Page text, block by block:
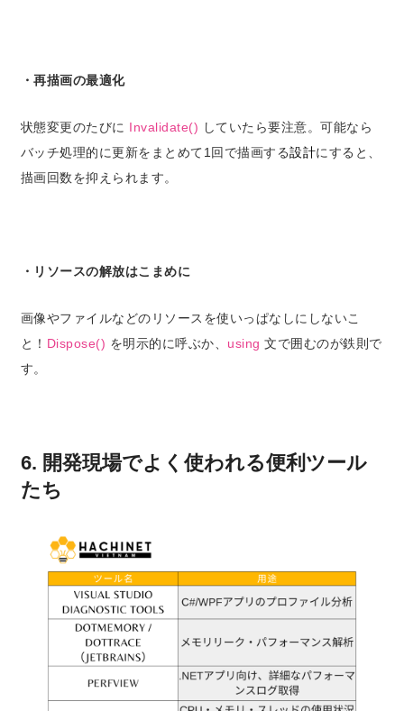
・再描画の最適化
状態変更のたびに Invalidate() していたら要注意。可能なら
バッチ処理的に更新をまとめて1回で描画する設計にすると、
描画回数を抑えられます。
・リソースの解放はこまめに
画像やファイルなどのリソースを使いっぱなしにしないこ
と！ Dispose() を明示的に呼ぶか、 using 文で囲むのが鉄則で
す。
6. 開発現場でよく使われる便利ツール
たち